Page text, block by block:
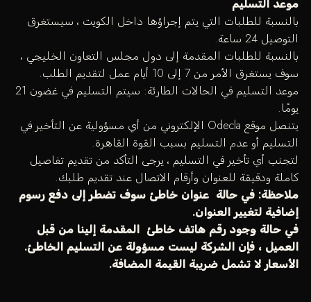
موعد التسليم
بالنسبة للطلبات التي يتم إجراؤها داخل الكويت ، سيستغرق
التوصيل 24 ساعة.
بالنسبة للطلبات المقدمة إلى دول مجلس التعاون الخليجي ،
سوف يستغرق الأمر من 7 إلى 10 أيام عمل لتقديم الطلب.
موعد التسليم في الحالات الطارئة: سيتم التسليم في غضون 21
يومًا.
يتنصل موقع Odecla الإلكتروني من أي مسؤولية عن التأخير في
التسليم أو عدم التسليم بسبب القوة القاهرة.
لتجنب أي تأخير في التسليم ، يرجى التأكد من تقديم تفاصيل
كاملة ودقيقة للعنوان وأرقام الاتصال عند تقديم طلبك.
ملاحظة: في حالة عنوان خاطئ سوف تضطر إلى دفع رسوم
إضافية لتغيير العنوان.
في حالة وجود رقم هاتف خاطئ المقدمة إلينا من قبل
العميل ، فإن الشركة ليست مسؤولة عن التسليم الخاطئ.
الأسعار لا تشمل ضريبة القيمة المضافة.